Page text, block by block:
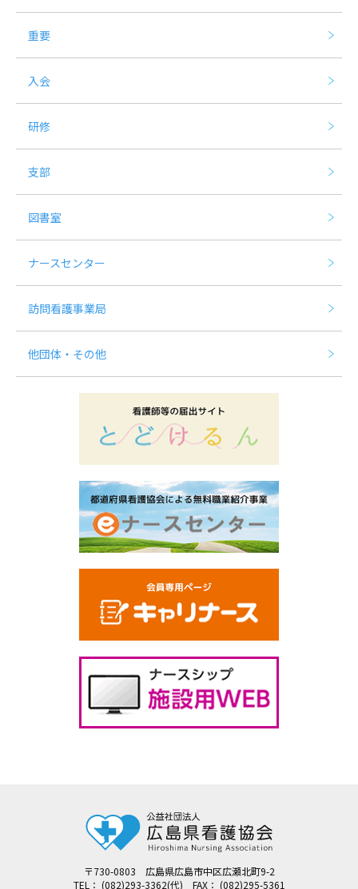
重要
入会
研修
支部
図書室
ナースセンター
訪問看護事業局
他団体・その他
〒730-0803 広島県広島市中区広瀬北町9-2
TEL： (082)293-3362(代) FAX： (082)295-5361